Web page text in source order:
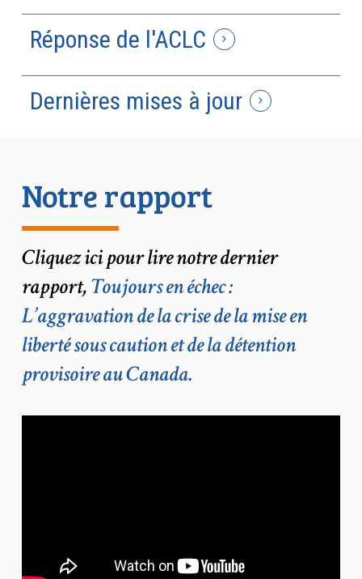
Réponse de l'ACLC
Dernières mises à jour
Notre rapport
Cliquez ici pour lire notre dernier
rapport,Toujours en échec :
L’aggravation de la crise de la mise en
liberté sous caution et de la détention
provisoire au Canada.